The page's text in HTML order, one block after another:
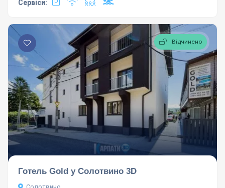
Сервіси:
Відчинено
Готель Gold у Солотвино 3D